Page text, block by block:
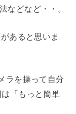
などなど・・。
あると思いま
ラを操って自分
『もっと簡単